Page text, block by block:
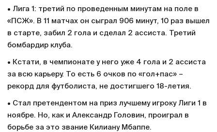
• Лига 1: третий по проведенным минутам на поле в
«ПСЖ». В 11 матчах он сыграл 906 минут, 10 раз вышел
в старте, забил 2 гола и сделал 2 ассиста. Третий
бомбардир клуба.
• Кстати, в чемпионате у него уже 4 гола и 2 ассиста
за всю карьеру. То есть 6 очков по «гол+пас» –
рекорд для футболиста, не достигшего 18-летия.
• Стал претендентом на приз лучшему игроку Лиги 1 в
ноябре. Но, как и Александр Головин, проиграл в
борьбе за это звание Килиану Мбаппе.